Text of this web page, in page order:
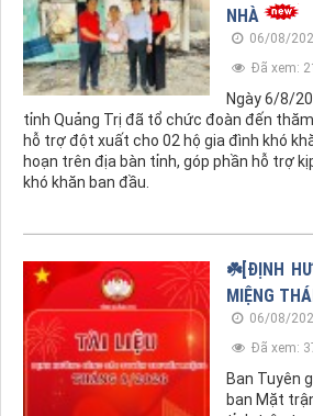
NHÀ
06/08/
Đã xem:
Ngày 6/8/
tỉnh Quảng Trị đã tổ chức đoàn đến
hỗ trợ đột xuất cho 02 hộ gia đình khó
hoạn trên địa bàn tỉnh, góp phần hỗ trợ
khó khăn ban đầu.
☘️[ĐỊNH
MIỆNG
06/08/
Đã xem:
Ban Tuyên
ban Mặt